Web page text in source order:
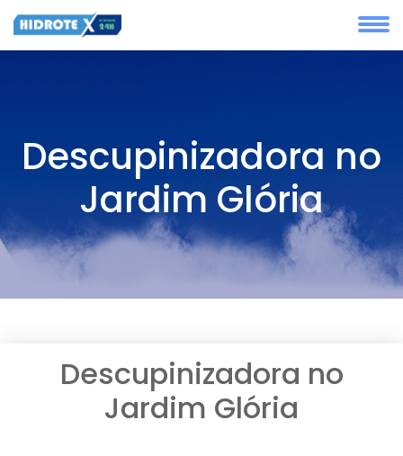
Descupinizadora no
Jardim Glória
Descupinizadora no
Jardim Glória